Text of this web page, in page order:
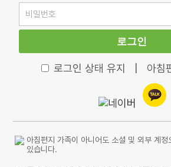
로그인
로그인 상태 유지 아침
아침편지 가족이 아니어도 소셜 및 외부 계정
있습니다.